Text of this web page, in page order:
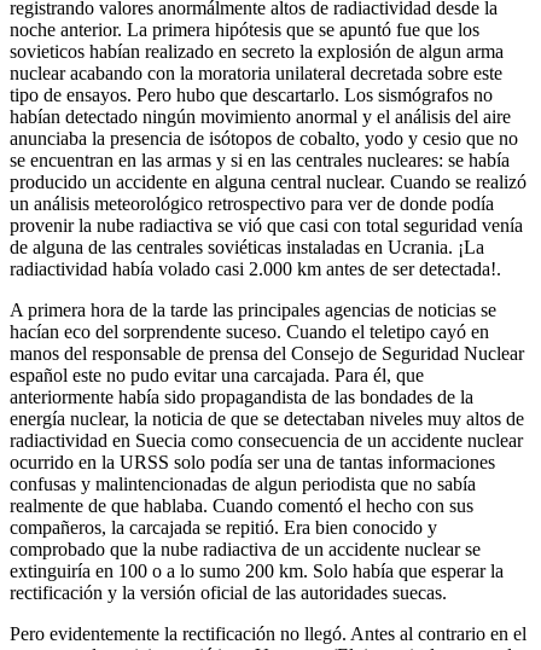
registrando valores anormálmente altos de radiactividad desde la
noche anterior. La primera hipótesis que se apuntó fue que los
sovieticos habían realizado en secreto la explosión de algun arma
nuclear acabando con la moratoria unilateral decretada sobre este
tipo de ensayos. Pero hubo que descartarlo. Los sismógrafos no
habían detectado ningún movimiento anormal y el análisis del aire
anunciaba la presencia de isótopos de cobalto, yodo y cesio que no
se encuentran en las armas y si en las centrales nucleares: se había
producido un accidente en alguna central nuclear. Cuando se realizó
un análisis meteorológico retrospectivo para ver de donde podía
provenir la nube radiactiva se vió que casi con total seguridad venía
de alguna de las centrales soviéticas instaladas en Ucrania. ¡La
radiactividad había volado casi 2.000 km antes de ser detectada!.
A primera hora de la tarde las principales agencias de noticias se
hacían eco del sorprendente suceso. Cuando el teletipo cayó en
manos del responsable de prensa del Consejo de Seguridad Nuclear
español este no pudo evitar una carcajada. Para él, que
anteriormente había sido propagandista de las bondades de la
energía nuclear, la noticia de que se detectaban niveles muy altos de
radiactividad en Suecia como consecuencia de un accidente nuclear
ocurrido en la URSS solo podía ser una de tantas informaciones
confusas y malintencionadas de algun periodista que no sabía
realmente de que hablaba. Cuando comentó el hecho con sus
compañeros, la carcajada se repitió. Era bien conocido y
comprobado que la nube radiactiva de un accidente nuclear se
extinguiría en 100 o a lo sumo 200 km. Solo había que esperar la
rectificación y la versión oficial de las autoridades suecas.
Pero evidentemente la rectificación no llegó. Antes al contrario en el